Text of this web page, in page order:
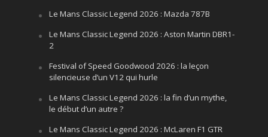
Le Mans Classic Legend 2026 : Mazda 787B
Le Mans Classic Legend 2026 : Aston Martin DBR1-
2
Festival of Speed Goodwood 2026 : la leçon
silencieuse d’un V12 qui hurle
Le Mans Classic Legend 2026 : la fin d’un mythe,
le début d’un autre ?
Le Mans Classic Legend 2026 : McLaren F1 GTR